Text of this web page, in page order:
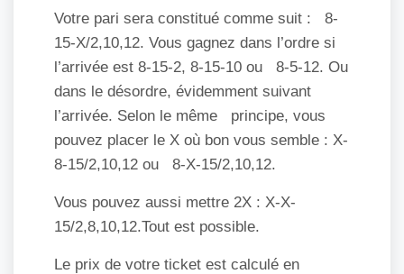
Votre pari sera constitué comme suit : 8-
15-X/2,10,12. Vous gagnez dans l’ordre si
l’arrivée est 8-15-2, 8-15-10 ou 8-5-12. Ou
dans le désordre, évidemment suivant
l’arrivée. Selon le même principe, vous
pouvez placer le X où bon vous semble : X-
8-15/2,10,12 ou 8-X-15/2,10,12.
Vous pouvez aussi mettre 2X : X-X-
15/2,8,10,12.Tout est possible.
Le prix de votre ticket est calculé en